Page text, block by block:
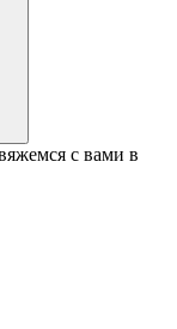
с вами в